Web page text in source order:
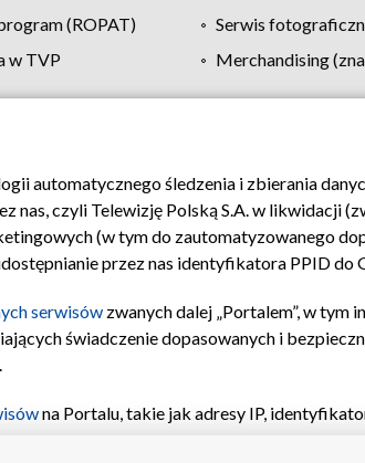
(ROPAT)
Serwis
w TVP
Merchandising
Moje zgody Pomoc Biuro reklamy
automatycznego śledzenia i zbierania
czyli Telewizję Polską S.A. w likwidacji
(w tym do zautomatyzowanego
przez nas identyfikatora PPID do
serwisów zwanych dalej „Portalem”, w
świadczenie dopasowanych i
na Portalu, takie jak adresy IP,